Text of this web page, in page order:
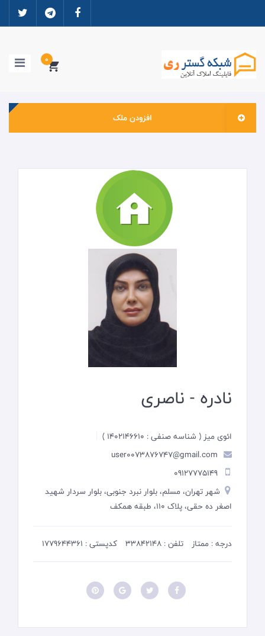
0
افزودن ملک
نادره - ناصری
ائوی میز ( شناسه صنفی : 1402146610 )
user0073876747@gmail.com
09127775149
شهر تهران، مسلم، بلوار نبرد جنوبی، بلوار سردار شهید
اصغر ده حقی، پلاک 110، طبقه همکف
درجه : ممتاز تلفن : 33842148 کدپستی : 1779644361